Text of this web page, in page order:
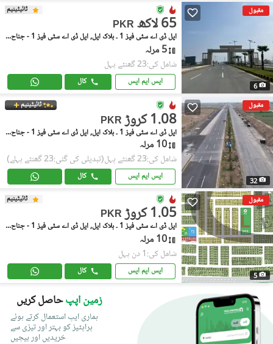
مقبول
6
ٹائیٹینیم
PKR 65 لاکھ
ایل ڈی اے سٹی فیز 1 ۔ بلاک ایل, ایل ڈی اے سٹی فیز 1 - جناح سیکٹر
5 مرلہ
شامل کی:23 گھنٹے پہل
ایس ایم ایس کال
مقبول
32
ٹائیٹینیم
PKR 1.08 کروڑ
ایل ڈی اے سٹی فیز 1 ۔ بلاک ایل, ایل ڈی اے سٹی فیز 1 - جناح سیکٹر
10 مرلہ
شامل کی:23 گھنٹے پہل (تبدیلی کی گئی:23 گھنٹے پہلے)
ایس ایم ایس کال
مقبول
5
ٹائیٹینیم
PKR 1.05 کروڑ
ایل ڈی اے سٹی فیز 1 ۔ بلاک ایل, ایل ڈی اے سٹی فیز 1 - جناح سیکٹر
10 مرلہ
شامل کی:1 دن پہل
ایس ایم ایس کال
زمین اپپحاصل کریں
ہماری ایپ استعمال کرتے ہوئے
پراپٹیز کو بہتر اور تیزی سے
خریدیں اور بیچیں